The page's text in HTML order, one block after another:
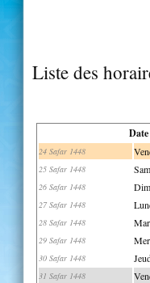
Liste des
Date
24 Safar 1448
25 Safar 1448
26 Safar 1448
27 Safar 1448
28 Safar 1448
29 Safar 1448
30 Safar 1448
31 Safar 1448